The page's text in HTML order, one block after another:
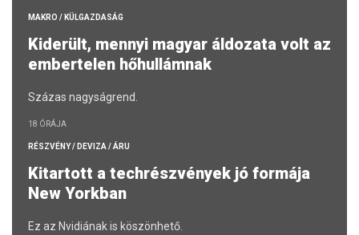
MAKRO / KÜLGAZDASÁG
Kiderült, mennyi magyar áldozata volt az
embertelen hőhullámnak
Százas nagyságrend.
18 ÓRÁJA
RÉSZVÉNY / DEVIZA / ÁRU
Kitartott a techrészvények jó formája
New Yorkban
Ez az Nvidiának is köszönhető.